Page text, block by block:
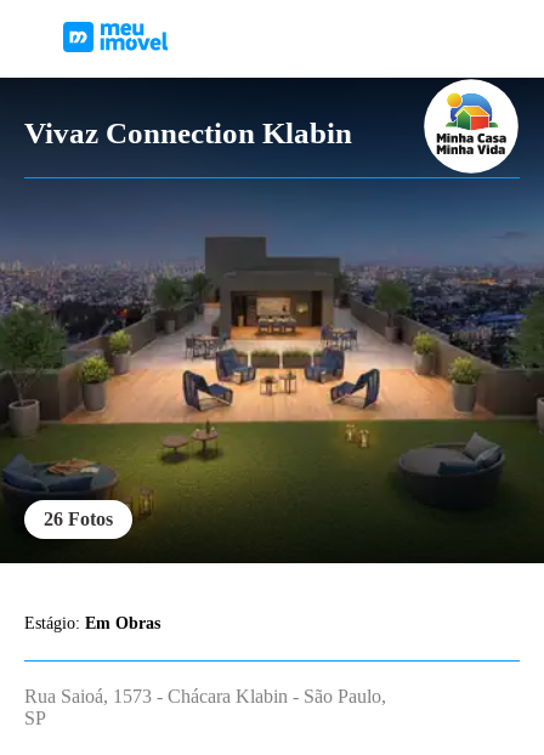
Vivaz Connection Klabin
26 Fotos
Estágio: Em Obras
Rua Saioá, 1573 - Chácara Klabin - São Paulo,
SP